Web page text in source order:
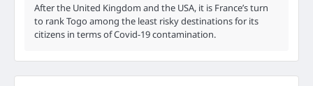
After the United Kingdom and the USA, it is France’s turn
to rank Togo among the least risky destinations for its
citizens in terms of Covid-19 contamination.